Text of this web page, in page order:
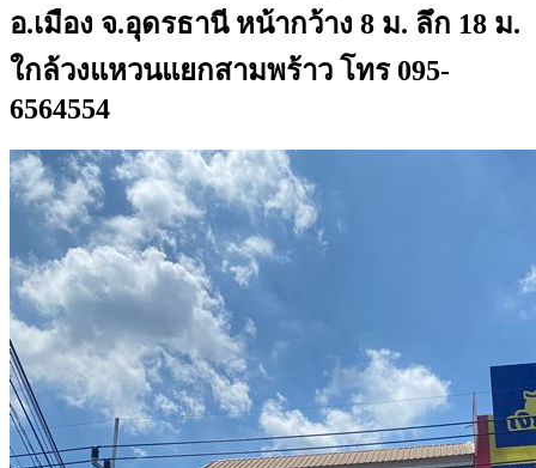
อ.เมือง จ.อุดรธานี หน้ากว้าง 8 ม. ลึก 18 ม.
ใกล้วงแหวนแยกสามพร้าว โทร 095-
6564554